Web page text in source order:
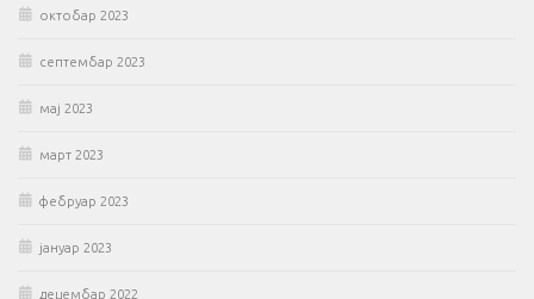
октобар 2023
септембар 2023
мај 2023
март 2023
фебруар 2023
јануар 2023
децембар 2022